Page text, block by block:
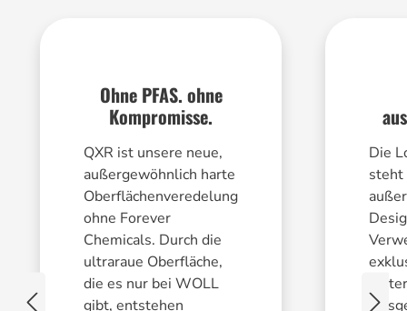
Ohne PFAS. ohne
Kompromisse.
QXR ist unsere neue,
außergewöhnlich harte
Oberflächenveredelung
ohne Forever
Chemicals. Durch die
ultraraue Oberfläche,
die es nur bei WOLL
gibt, entstehen
Die
steht